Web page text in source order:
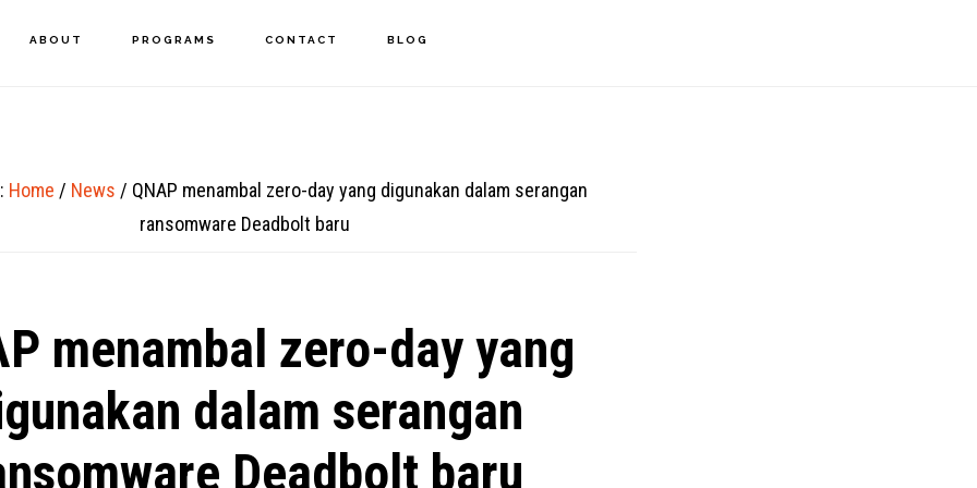
ABOUT PROGRAMS CONTACT BLOG
Home / News / QNAP menambal zero-day yang digunakan dalam serangan
ransomware Deadbolt baru
menambal zero-day yang
dalam serangan
Deadbolt baru